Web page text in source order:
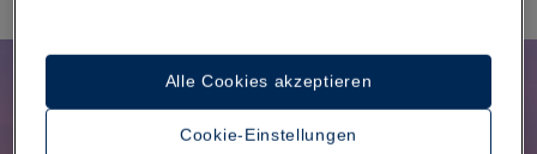
Cookie-Einstellungen
Alle Cookies akzeptieren